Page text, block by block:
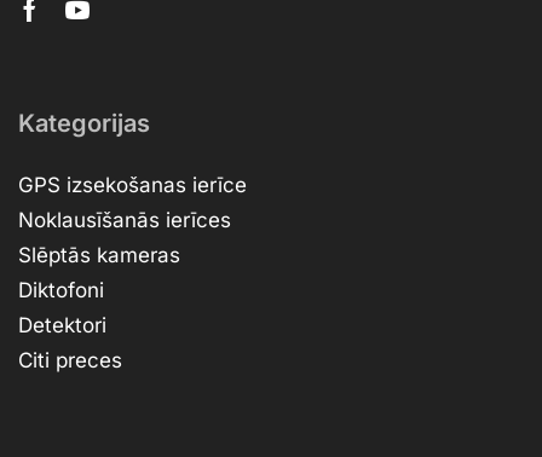
Kategorijas
GPS izsekošanas ierīce
Noklausīšanās ierīces
Slēptās kameras
Diktofoni
Detektori
Citi preces